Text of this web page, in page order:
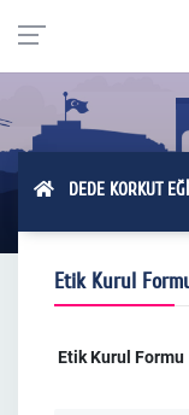
DEDE KORKUT
Etik Kurul
Etik Kurul Formu